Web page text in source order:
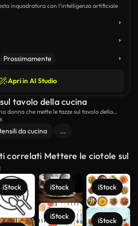
inquadratura con l’intelligenza artificiale
Prossimamente
Apri in AI Studio
tavolo della cucina
donna che mette le tazze sul tavolo della
da cucina ...
correlati Mettere le ciotole sul
iStock iStock
iStock
iStock
iStock